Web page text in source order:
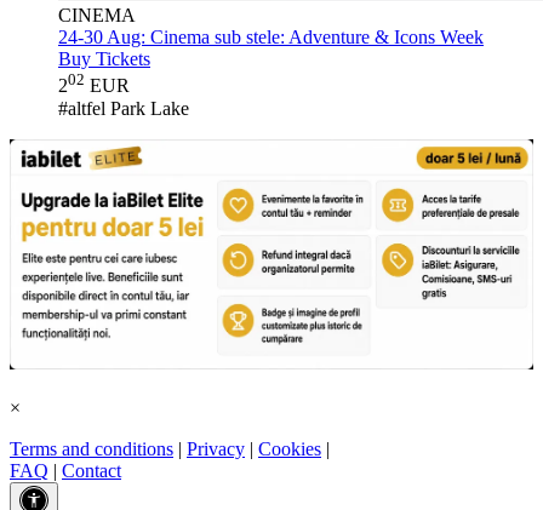
CINEMA
24-30 Aug: Cinema sub stele: Adventure & Icons Week
Buy Tickets
202 EUR
#altfel Park Lake
×
Terms and conditions | Privacy | Cookies |
FAQ | Contact